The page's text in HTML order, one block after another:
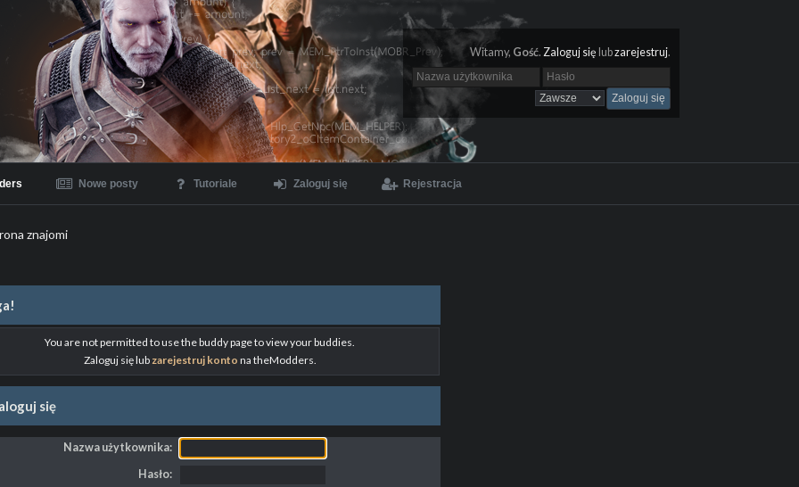
Witamy, Gość. Zaloguj się lubzarejestruj.
Nowe posty Tutoriale Zaloguj się Rejestracja
znajomi
You are not permitted to use the buddy page to view your buddies.
Zaloguj się lub zarejestruj konto na theModders.
się
Nazwa użytkownika:
Hasło: